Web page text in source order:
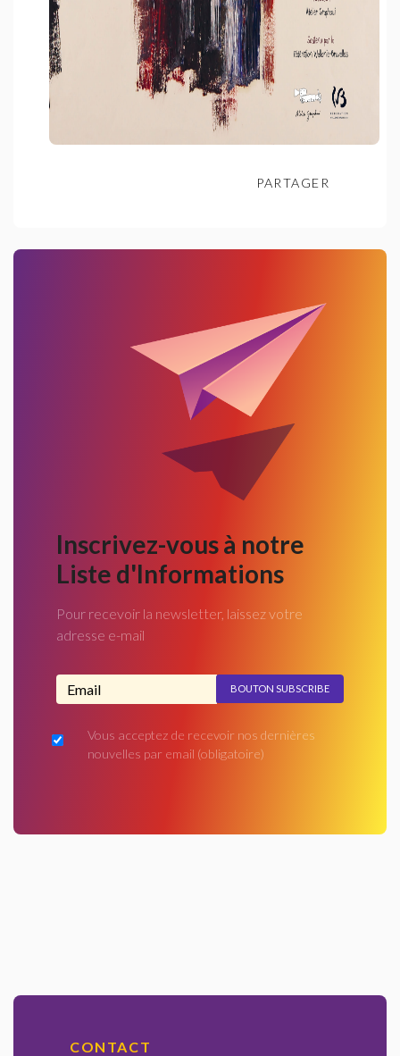
PARTAGER
Inscrivez-vous à notre
Liste d'Informations
Pour recevoir la newsletter, laissez votre
adresse e-mail
Adresse email...
Vous acceptez de recevoir nos dernières
nouvelles par email (obligatoire)
CONTACT